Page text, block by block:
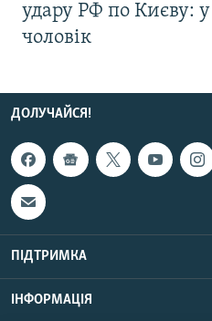
удару РФ по Києву:
чоловік
ДОЛУЧАЙСЯ!
ПІДТРИМКА
ІНФОРМАЦІЯ